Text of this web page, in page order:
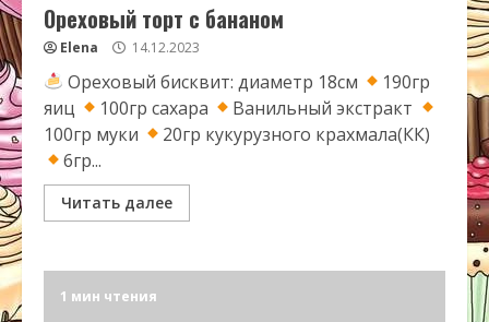
Ореховый торт с бананом
Elena 14.12.2023
Ореховый бисквит: диаметр 18см
190гр
яиц
100гр сахара
Ванильный экстракт
100гр муки
20гр кукурузного крахмала(КК)
6гр...
Читать далее
1 мин чтения